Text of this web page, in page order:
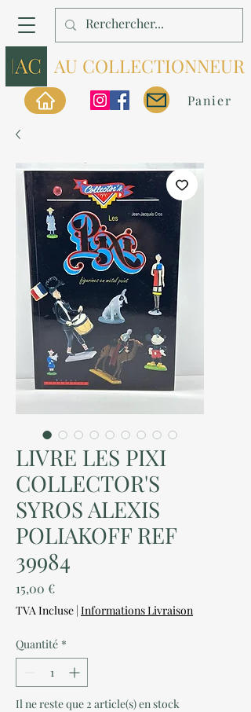
AU COLLECTIONNEUR
Panier
LIVRE LES PIXI
COLLECTOR'S
SYROS ALEXIS
POLIAKOFF REF
39984
15,00 €Prix
TVA Incluse | Informations Livraison
Quantité *
Il ne reste que 2 article(s) en stock